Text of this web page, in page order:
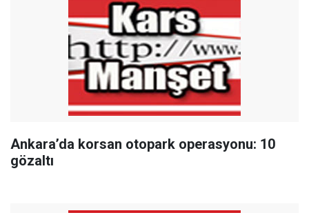
Ankara’da korsan otopark operasyonu: 10
gözaltı